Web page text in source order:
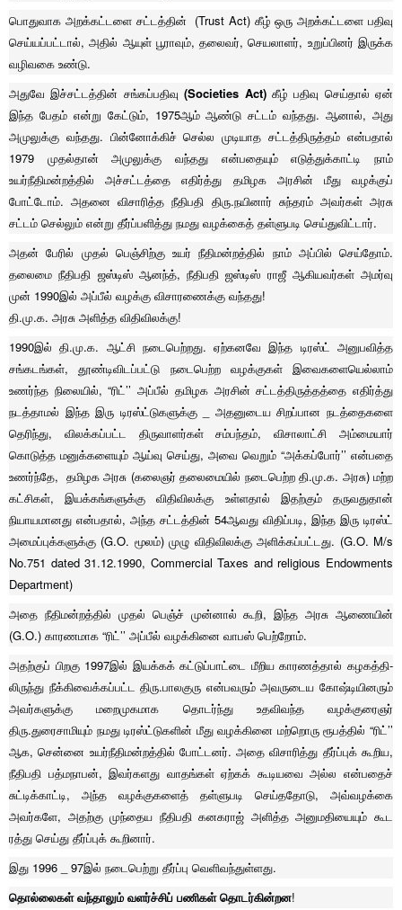
பொதுவாக அறக்கட்டளை சட்டத்தின் (Trust Act) கீழ் ஒரு அறக்கட்டளை பதிவு
செய்யப்பட்டால், அதில் ஆயுள் பூராவும், தலைவர், செயலாளர், உறுப்பினர் இருக்க
வழிவகை உண்டு.
அதுவே இச்சட்டத்தின் சங்கப்பதிவு(Societies Act)கீழ் பதிவு செய்தால் ஏன்
இந்த பேதம் என்று கேட்டும், 1975ஆம் ஆண்டு சட்டம் வந்தது. ஆனால், அது
அமுலுக்கு வந்தது. பின்னோக்கிச் செல்ல முடியாத சட்டத்திருத்தம் என்பதால்
1979 முதல்தான் அமுலுக்கு வந்தது என்பதையும் எடுத்துக்காட்டி நாம்
உயர்நீதிமன்றத்தில் அச்சட்டத்தை எதிர்த்து தமிழக அரசின் மீது வழக்குப்
போட்டோம். அதனை விசாரித்த நீதிபதி திரு.நயினார் சுந்தரம் அவர்கள் அரசு
சட்டம் செல்லும் என்று தீர்ப்பளித்து நமது வழக்கைத் தள்ளுபடி செய்துவிட்டார்.
அதன் பேரில் முதல் பெஞ்சிற்கு உயர் நீதிமன்றத்தில் நாம் அப்பில் செய்தோம்.
தலைமை நீதிபதி ஜஸ்டிஸ் ஆனந்த், நீதிபதி ஜஸ்டிஸ் ராஜீ ஆகியவர்கள் அமர்வு
முன் 1990இல் அப்பீல் வழக்கு விசாரணைக்கு வந்தது!
தி.மு.க. அரசு அளித்த விதிவிலக்கு!
1990இல் தி.மு.க. ஆட்சி நடைபெற்றது. ஏற்கனவே இந்த டிரஸ்ட் அனுபவித்த
சங்கடங்கள், தூண்டிவிடப்பட்டு நடைபெற்ற வழக்குகள் இவைகளையெல்லாம்
உணர்ந்த நிலையில், “ரிட்’’ அப்பீல் தமிழக அரசின் சட்டத்திருத்தத்தை எதிர்த்து
நடத்தாமல் இந்த இரு டிரஸ்ட்டுகளுக்கு _ அதனுடைய சிறப்பான நடத்தைகளை
தெரிந்து, விலக்கப்பட்ட திருவாளர்கள் சம்பந்தம், விசாலாட்சி அம்மையார்
கொடுத்த மனுக்களையும் ஆய்வு செய்து, அவை வெறும் “அக்கப்போர்’’ என்பதை
உணர்ந்தே, தமிழக அரசு (கலைஞர் தலைமையில் நடைபெற்ற தி.மு.க. அரசு) மற்ற
கட்சிகள், இயக்கங்களுக்கு விதிவிலக்கு உள்ளதால் இதற்கும் தருவதுதான்
நியாயமானது என்பதால், அந்த சட்டத்தின் 54ஆவது விதிப்படி, இந்த இரு டிரஸ்ட்
அமைப்புக்களுக்கு (G.O. மூலம்) முழு விதிவிலக்கு அளிக்கப்பட்டது. (G.O. M/s
No.751 dated 31.12.1990, Commercial Taxes and religious Endowments
Department)
அதை நீதிமன்றத்தில் முதல் பெஞ்ச் முன்னால் கூறி, இந்த அரசு ஆணையின்
(G.O.) காரணமாக “ரிட்’’ அப்பீல் வழக்கினை வாபஸ் பெற்றோம்.
அதற்குப் பிறகு 1997இல் இயக்கக் கட்டுப்பாட்டை மீறிய காரணத்தால் கழகத்தி-
லிருந்து நீக்கிவைக்கப்பட்ட திரு.பாலகுரு என்பவரும் அவருடைய கோஷ்டியினரும்
அவர்களுக்கு மறைமுகமாக தொடர்ந்து உதவிவந்த வழக்குரைஞர்
திரு.துரைசாமியும் நமது டிரஸ்ட்டுகளின் மீது வழக்கினை மற்றொரு ரூபத்தில் “ரிட்’’
ஆக, சென்னை உயர்நீதிமன்றத்தில் போட்டனர். அதை விசாரித்து தீர்ப்புக் கூறிய,
நீதிபதி பத்மநாபன், இவர்களது வாதங்கள் ஏற்கக் கூடியவை அல்ல என்பதைச்
சுட்டிக்காட்டி, அந்த வழக்குகளைத் தள்ளுபடி செய்ததோடு, அவ்வழக்கை
அவர்களே, அதற்கு முந்தைய நீதிபதி கனகராஜ் அளித்த அனுமதியையும் கூட
ரத்து செய்து தீர்ப்புக் கூறினார்.
இது 1996 _ 97இல் நடைபெற்று தீர்ப்பு வெளிவந்துள்ளது.
தொல்லைகள் வந்தாலும் வளர்ச்சிப் பணிகள் தொடர்கின்றன!